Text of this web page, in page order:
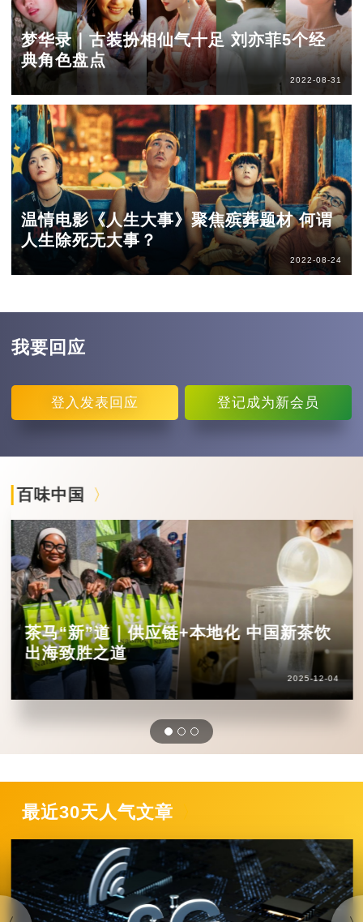
梦华录｜古装扮相仙气十足 刘亦菲5个经
典角色盘点
2022-08-31
温情电影《人生大事》聚焦殡葬题材 何谓
人生除死无大事？
2022-08-24
我要回应
登入 发表回应 登记成为新会员
百味中国
茶马“新”道｜供应链+本地化 中国新茶饮
出海致胜之道
2025-12-04
最近30天人气文章